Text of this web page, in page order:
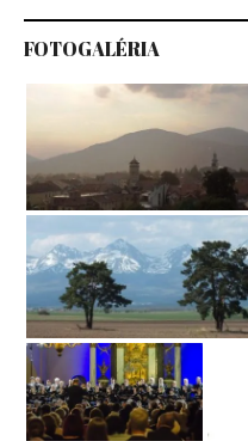
FOTOGALÉRIA